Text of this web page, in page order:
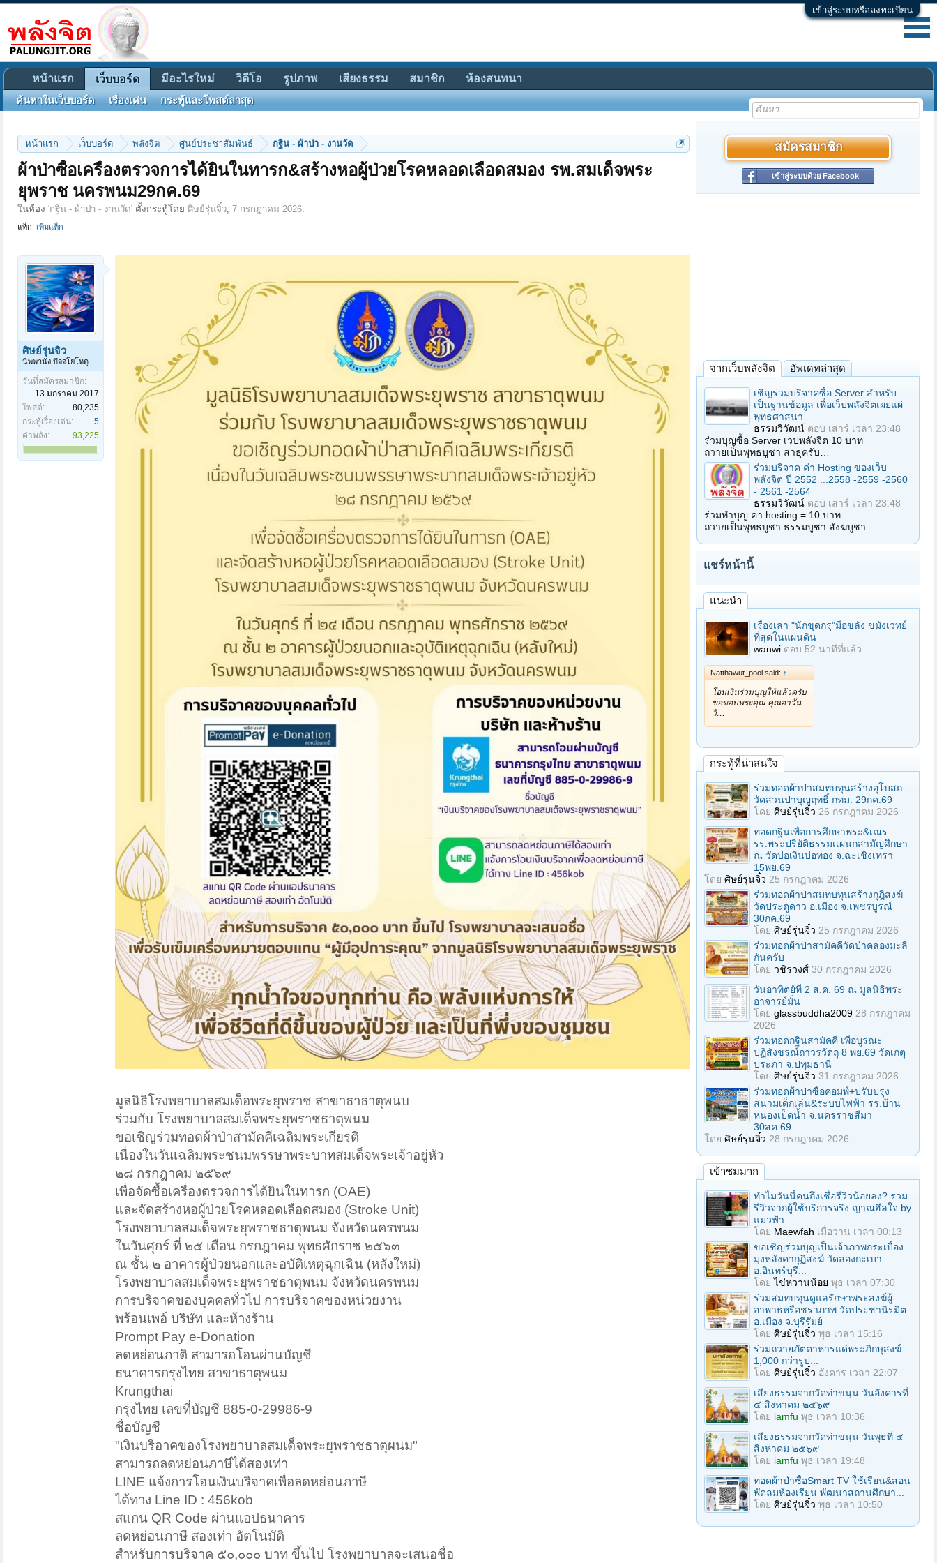
เข้าสู่ระบบหรือลงทะเบียน
หน้าแรก เว็บบอร์ด พลังจิต ศูนย์ประชาสัมพันธ์ กฐิน - ผ้าป่า - งานวัด
ผ้าป่าซื้อเครื่องตรวจการได้ยินในทารก&สร้างหอผู้ป่วยโรคหลอดเลือดสมอง รพ.สมเด็จพระ
ยุพราช นครพนม29กค.69
ในห้อง 'กฐิน - ผ้าป่า - งานวัด' ตั้งกระทู้โดย ศิษย์รุ่นจิ๋ว, 7 กรกฎาคม 2026.
แท็ก: เพิ่มแท็ก
ศิษย์รุ่นจิ๋ว
นิพพานัง ปัจจโยโหตุ
วันที่สมัครสมาชิก:
13 มกราคม 2017
โพสต์:
80,235
กระทู้เรื่องเด่น:
5
ค่าพลัง:
+93,225
มูลนิธิโรงพยาบาลสมเด็อพระยุพราช สาขาธาธาตุพนบ
ร่วมกับ โรงพยาบาลสมเด็จพระยุพราชธาตุพนม
ขอเชิญร่วมทอดผ้าป่าสามัคคีเฉลิมพระเกียรติ
เนื่องในวันเฉลิมพระชนมพรรษาพระบาทสมเด็จพระเจ้าอยู่หัว
๒๘ กรกฎาคม ๒๕๖๙
เพื่อจัดซื้อเครื่องตรวจการได้ยินในทารก (OAE)
และจัดสร้างหอผู้ป่วยโรคหลอดเลือดสมอง (Stroke Unit)
โรงพยาบาลสมเด็จพระยุพราชธาตุพนม จังหวัดนครพนม
ในวันศุกร์ ที่ ๒๕ เดือน กรกฎาคม พุทธศักราช ๒๕๖๓
ณ ชั้น ๒ อาคารผู้ป่วยนอกและอบัติเหตุฉุกเฉิน (หลังใหม่)
โรงพยาบาลสมเด็จพระยุพราชธาตุพนม จังหวัดนครพนม
การบริจาคของบุคคลทั่วไป การบริจาคของหน่วยงาน
พร้อนเพอ์ บริษัท และห้างร้าน
Prompt Pay e-Donation
ลดหย่อนภาติ สามารถโอนผ่านบัญชี
ธนาคารกรุงไทย สาขาธาตุพนม
Krungthai
กรุงไทย เลขที่บัญชี 885-0-29986-9
ชื่อบัญชี
"เงินบริอาคของโรงพยาบาลสมเด็จพระยุพราชธาตุผนม"
สามารถลดหย่อนภาษีได้สองเท่า
LINE แจ้งการโอนเงินบริจาคเพื่อลดหย่อนภาษี
ได้ทาง Line ID : 456kob
สแกน QR Code ผ่านแอปธนาคาร
ลดหย่อนภาษี สองเท่า อัตโนมัติ
สำหรับการบริจาค ๕๐,๐๐๐ บาท ขึ้นไป โรงพยาบาลจะเสนอชื่อ
สมัครสมาชิก
เข้าสู่ระบบด้วย Facebook
จากเว็บพลังจิต อัพเดทล่าสุด
เชิญร่วมบริจาคซื้อ Server สำหรับ
เป็นฐานข้อมูล เพื่อเว็บพลังจิตเผยแผ่
พุทธศาสนา
ธรรมวิวัฒน์ ตอบ เสาร์ เวลา 23:48
ร่วมบุญซื้อ Server เวปพลังจิต 10 บาท
ถวายเป็นพุทธบูชา สาธุครับ…
ร่วมบริจาค ค่า Hosting ของเว็บ
พลังจิต ปี 2552 ...2558 -2559 -2560
- 2561 -2564
ธรรมวิวัฒน์ ตอบ เสาร์ เวลา 23:48
ร่วมทำบุญ ค่า hosting = 10 บาท
ถวายเป็นพุทธบูชา ธรรมบูชา สังฆบูชา…
แชร์หน้านี้
แนะนำ
เรื่องเล่า "นักขุดกรุ"มือขลัง ขมังเวทย์
ที่สุดในแผ่นดิน
wanwi ตอบ 52 นาทีที่แล้ว
Natthawut_pool said: ↑
โอนเงินร่วมบุญให้แล้วครับ
ขอขอบพระคุณ คุณอาวัน
วิ…
กระทู้ที่น่าสนใจ
ร่วมทอดผ้าป่าสมทบทุนสร้างอุโบสถ
วัดสวนป่าบุญฤทธิ์ กทม. 29กค.69
โดย ศิษย์รุ่นจิ๋ว 26 กรกฎาคม 2026
ทอดกฐินเพื่อการศึกษาพระ&เณร
รร.พระปริยัติธรรมเเผนกสามัญศึกษา
ณ วัดบ่อเงินบ่อทอง จ.ฉะเชิงเทรา
15พย.69
โดย ศิษย์รุ่นจิ๋ว 25 กรกฎาคม 2026
ร่วมทอดผ้าป่าสมทบทุนสร้างกุฎิสงฆ์
วัดประตูดาว อ.เมือง จ.เพชรบูรณ์
30กค.69
โดย ศิษย์รุ่นจิ๋ว 25 กรกฎาคม 2026
ร่วมทอดผ้าป่าสามัคคีวัดป่าคลองมะลิ
กันครับ
โดย วชิรวงศ์ 30 กรกฎาคม 2026
วันอาทิตย์ที่ 2 ส.ค. 69 ณ มูลนิธิพระ
อาจารย์มั่น
โดย glassbuddha2009 28 กรกฎาคม
2026
ร่วมทอดกฐินสามัคคี เพื่อบูรณะ
ปฏิสังขรณ์ถาวรวัตถุ 8 พย.69 วัดเกตุ
ประภา จ.ปทุมธานี
โดย ศิษย์รุ่นจิ๋ว 31 กรกฎาคม 2026
ร่วมทอดผ้าป่าซื้อคอมพ์+ปรับปรุง
สนามเด็กเล่น&ระบบไฟฟ้า รร.บ้าน
หนองเป็ดน้ำ จ.นครราชสีมา
30สค.69
โดย ศิษย์รุ่นจิ๋ว 28 กรกฎาคม 2026
เข้าชมมาก
ทำไมวันนี้คนถึงเชื่อรีวิวน้อยลง? รวม
รีวิวจากผู้ใช้บริการจริง ญาณฮีลใจ by
แมวฟ้า
โดย Maewfah เมื่อวาน เวลา 00:13
ขอเชิญร่วมบุญเป็นเจ้าภาพกระเบื้อง
มุงหลังคากุฏิสงฆ์ วัดล่องกะเบา
อ.อินทร์บุรี...
โดยไข่หวานน้อย พุธ เวลา 07:30
ร่วมสมทบทุนดูแลรักษาพระสงฆ์ผู้
อาพาธหรือชราภาพ วัดประชานิรมิต
อ.เมือง จ.บุรีรัมย์
โดย ศิษย์รุ่นจิ๋ว พุธ เวลา 15:16
ร่วมถวายภัตตาหารแด่พระภิกษุสงฆ์
1,000 กว่ารูป...
โดย ศิษย์รุ่นจิ๋ว อังคาร เวลา 22:07
เสียงธรรมจากวัดท่าขนุน วันอังคารที่
๔ สิงหาคม ๒๕๖๙
โดย iamfu พุธ เวลา 10:36
เสียงธรรมจากวัดท่าขนุน วันพุธที่ ๕
สิงหาคม ๒๕๖๙
โดย iamfu พุธ เวลา 19:48
ทอดผ้าป่าซื้อSmart TV ใช้เรียน&สอน
พัดลมห้องเรียน พัฒนาสถานศึกษา...
โดย ศิษย์รุ่นจิ๋ว พุธ เวลา 10:50
หน้าแรก เว็บบอร์ด
ค้นหาในเว็บบอร์ด เรื่องเด่น กระทู้และโพสต์ล่าสุด
มีอะไรใหม่ วิดีโอ รูปภาพ เสียงธรรม สมาชิก ห้องสนทนา